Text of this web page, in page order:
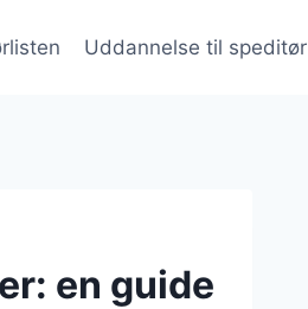
Uddannelse til speditør
en guide